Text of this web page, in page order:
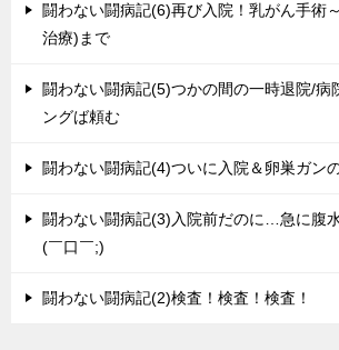
闘わない闘病記(6)再び入院！乳がん手術
治療)まで
闘わない闘病記(5)つかの間の一時退院/病
ングば頼む
闘わない闘病記(4)ついに入院＆卵巣ガン
闘わない闘病記(3)入院前だのに…急に腹
(￣口￣;)
闘わない闘病記(2)検査！検査！検査！